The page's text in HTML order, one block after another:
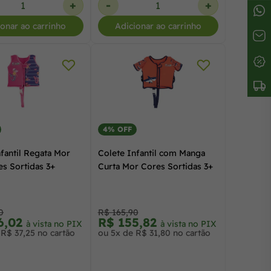
+
ao carrinho
- +
Adicionar ao carrinho
Regata Mor
Sortidas 3+
à vista no PIX
37,25 no cartão
4% OFF
Colete Infantil com Manga
Curta Mor Cores Sortidas 3+
R$ 165,90
R$ 155,82 à vista no PIX
ou 5x de R$ 31,80 no cartão